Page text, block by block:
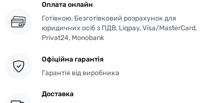
Оплата онлайн
Готівкою, Безготівковий розрахунок для
юридичних осіб з ПДВ, Liqpay, Visa/MasterCard,
Privat24, Monobank
Офіційна гарантія
Гарантія від виробника
Доставка